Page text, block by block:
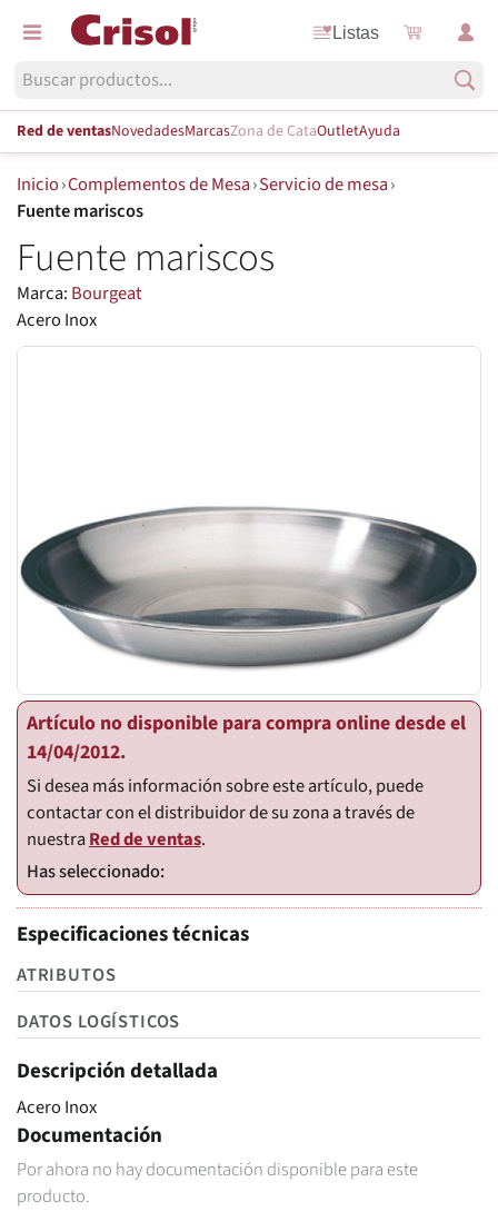
Listas
Red de ventasNovedadesMarcasZona de CataOutletAyuda
Inicio›Complementos de Mesa›Servicio de mesa›
Fuente mariscos
Fuente mariscos
Marca: Bourgeat
Acero Inox
Artículo no disponible para compra online desde el
14/04/2012.
Si desea más información sobre este artículo, puede
contactar con el distribuidor de su zona a través de
nuestraRed de ventas.
Especificaciones técnicas
ATRIBUTOS
DATOS LOGÍSTICOS
Descripción detallada
Acero Inox
Documentación
Por ahora no hay documentación disponible para este
producto.